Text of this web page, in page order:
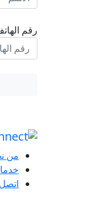
رقم
من
اتصل